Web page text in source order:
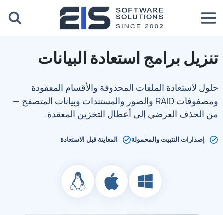
تنزيل برامج استعادة البيانات
حلول لاستعادة الملفات المحذوفة والأقسام المفقودة
ومصفوفات RAID والصور والمستندات وبيانات المتصفح —
من الحذف العرضي إلى أعطال التخزين المعقدة.
إصدارات التثبيت والمحمولة المعاينة قبل الاستعادة